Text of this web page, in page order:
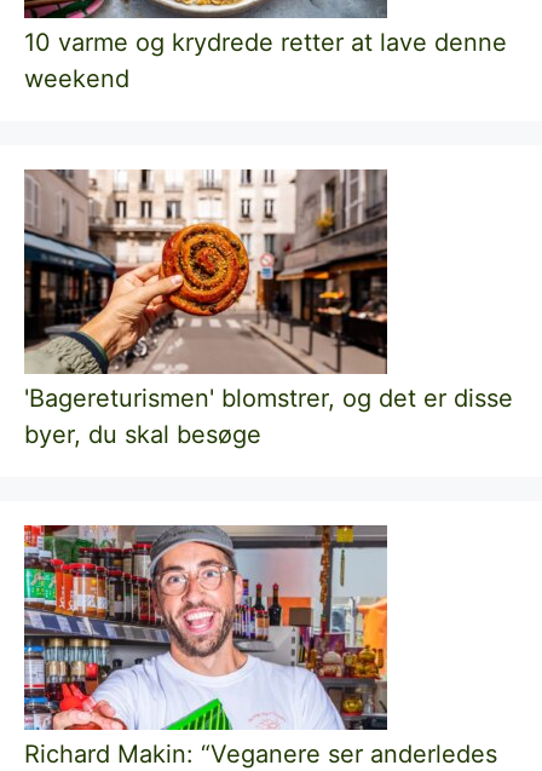
10 varme og krydrede retter at lave denne
weekend
'Bagereturismen' blomstrer, og det er disse
byer, du skal besøge
Richard Makin: “Veganere ser anderledes